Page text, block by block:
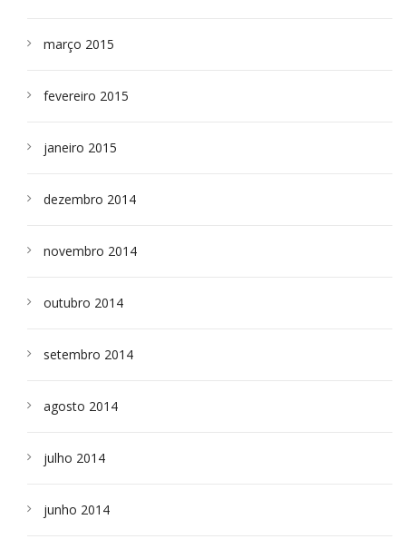
março 2015
fevereiro 2015
janeiro 2015
dezembro 2014
novembro 2014
outubro 2014
setembro 2014
agosto 2014
julho 2014
junho 2014